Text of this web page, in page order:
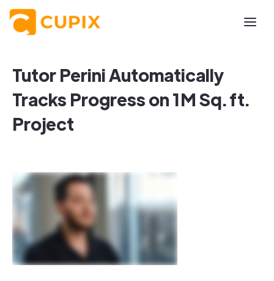
Tutor Perini Automatically
Tracks Progress on 1M Sq. ft.
Project